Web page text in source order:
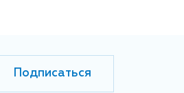
Подписаться